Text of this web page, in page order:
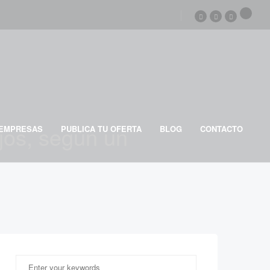
PUBLICA TU OFERTA BLOG CONTACTO
según un